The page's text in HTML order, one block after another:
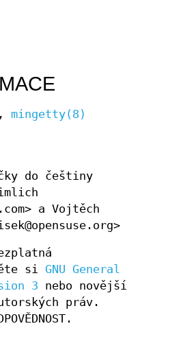
, mingetty(8)
do češtiny
a Vojtěch
si GNU General
3 nebo novější
práv.